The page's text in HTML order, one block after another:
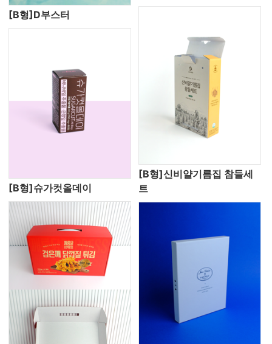
[B형]D부스터
[B형]슈가컷올데이
[B형]신비얄기름집 참들세
트